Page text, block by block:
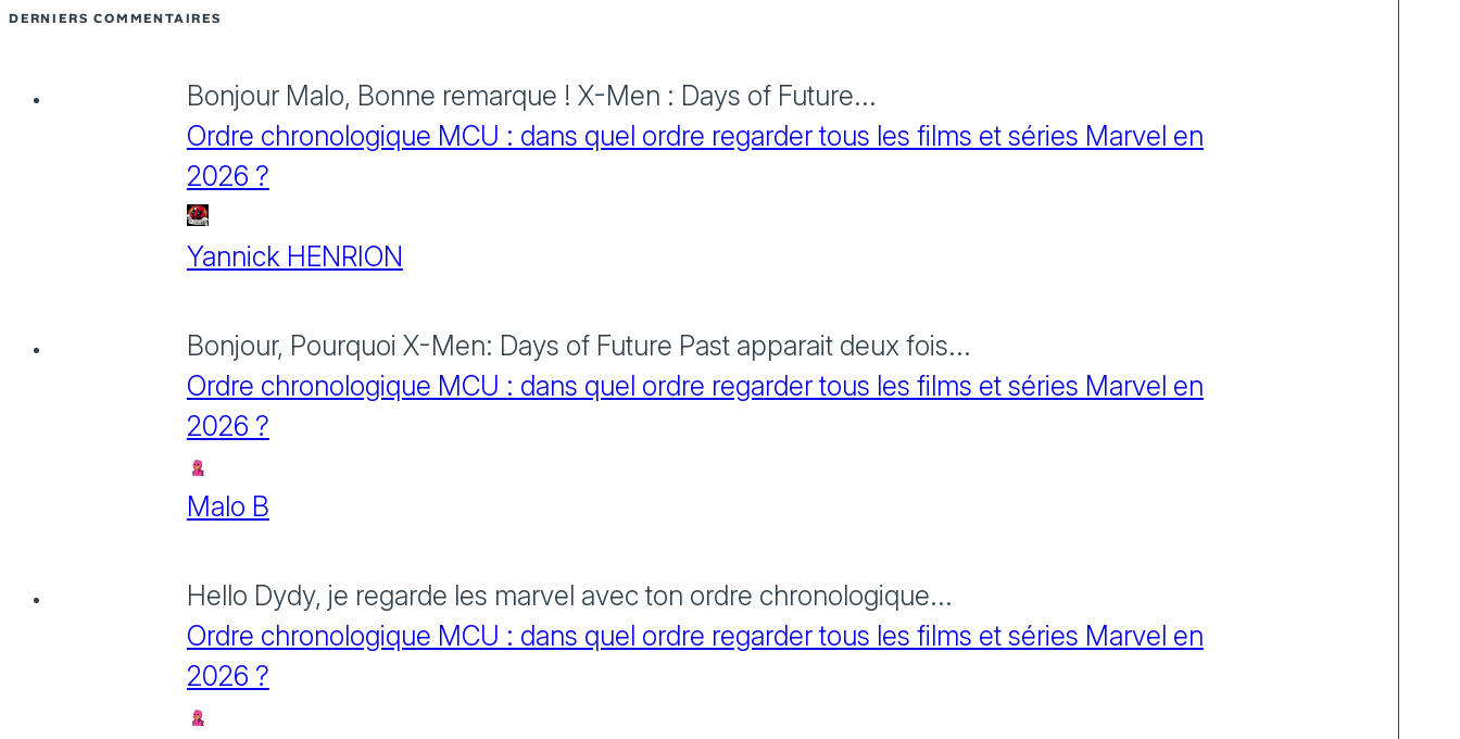
DERNIERS COMMENTAIRES
Bonjour Malo, Bonne remarque ! X-Men : Days of Future...
Ordre chronologique MCU : dans quel ordre regarder tous les films et séries Marvel en
2026 ?
Yannick HENRION
Bonjour, Pourquoi X-Men: Days of Future Past apparait deux fois...
Ordre chronologique MCU : dans quel ordre regarder tous les films et séries Marvel en
2026 ?
Malo B
Hello Dydy, je regarde les marvel avec ton ordre chronologique...
Ordre chronologique MCU : dans quel ordre regarder tous les films et séries Marvel en
2026 ?